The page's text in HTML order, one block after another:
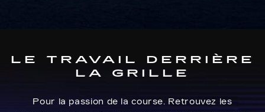
LE TRAVAIL DERRIÈRE
LA GRILLE
Pour la passion de la course. Retrouvez les